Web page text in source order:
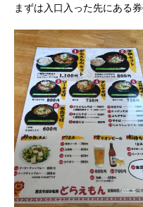
まずは入口入った先にある